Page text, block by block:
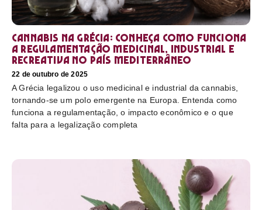
Cannabis na Grécia: conheça como funciona
a regulamentação medicinal, industrial e
recreativa no país mediterrâneo
22 de outubro de 2025
A Grécia legalizou o uso medicinal e industrial da cannabis,
tornando-se um polo emergente na Europa. Entenda como
funciona a regulamentação, o impacto econômico e o que
falta para a legalização completa